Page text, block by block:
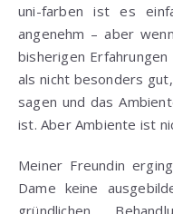
uni-farben ist es
angenehm – aber
bisherigen
als nicht besonders
sagen und das
ist. Aber Ambiente ist
Meiner Freundin
Dame keine
gründlichen